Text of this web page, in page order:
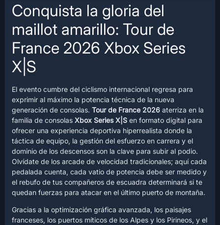
Conquista la gloria del
maillot amarillo: Tour de
France 2026 Xbox Series
X|S
El evento cumbre del ciclismo internacional regresa para
exprimir al máximo la potencia técnica de la nueva
generación de consolas. Tour de France 2026 aterriza en la
familia de consolas Xbox Series X|S en formato digital para
ofrecer una experiencia deportiva hiperrealista donde la
táctica de equipo, la gestión del esfuerzo en carrera y el
dominio de los descensos son la clave para subir al podio.
Olvídate de los arcade de velocidad tradicionales; aquí cada
pedalada cuenta, cada vatio de potencia debe ser medido y
el rebufo de tus compañeros de escuadra determinará si te
quedan fuerzas para atacar en el último puerto de montaña.
Gracias a la optimización gráfica avanzada, los paisajes
franceses, los puertos míticos de los Alpes y los Pirineos, y el